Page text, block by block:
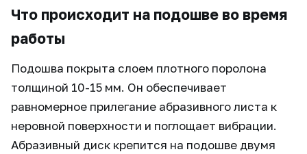
Что происходит на подошве во время
работы
Подошва покрыта слоем плотного поролона
толщиной 10-15 мм. Он обеспечивает
равномерное прилегание абразивного листа к
неровной поверхности и поглощает вибрации.
Абразивный диск крепится на подошве двумя